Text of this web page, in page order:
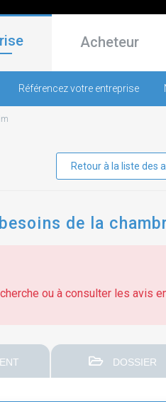
Acheteur
Référencez votre entreprise
Retour à la liste des
de la
ou à consulter les avis
DOSSIER